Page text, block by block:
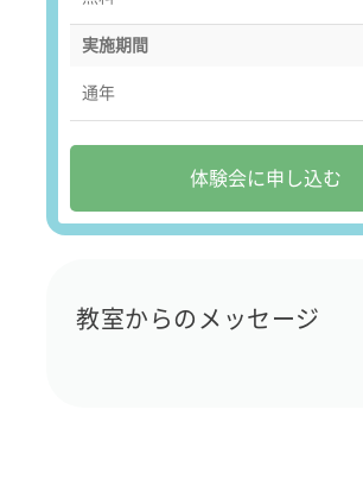
実施期間
通年
体験会に申し込む
教室からのメッセージ